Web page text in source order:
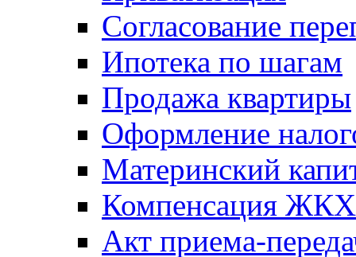
Согласование
Ипотека по шагам
Продажа квартиры
Оформление
Материнский
Компенсация ЖКХ
Акт приема-